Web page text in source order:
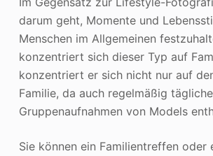
darum geht, Momente und
Menschen im Allgemeinen
konzentriert sich dieser Typ auf
konzentriert er sich nicht nur auf
Familie, da auch regelmäßig tägliche
Gruppenaufnahmen von Models
Sie können ein Familientreffen oder